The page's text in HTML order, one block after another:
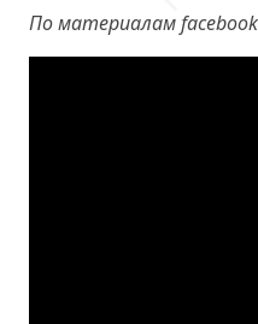
По материалам